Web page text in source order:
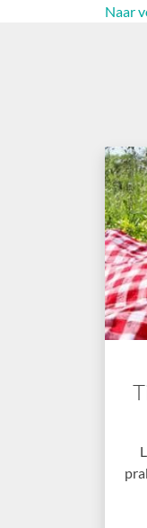
Naar